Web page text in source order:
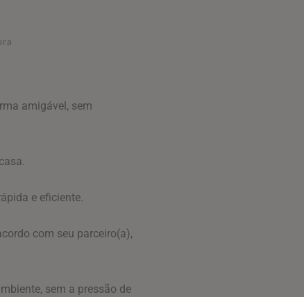
amigável, sem
e eficiente.
com seu parceiro(a),
sem a pressão de